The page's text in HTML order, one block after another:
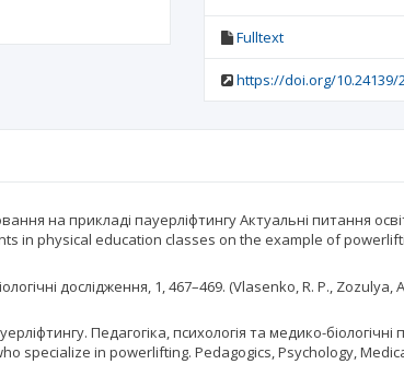
Fulltext
https://doi.org/10.24139/
на прикладі пауерліфтингу Актуальні питання
in physical education classes on the example of
дослідження, 1, 467–469. (Vlasenko, R. P., Zozulya,
Педагогіка, психологія та медико-
specialize in powerlifting. Pedagogics, Psychology,